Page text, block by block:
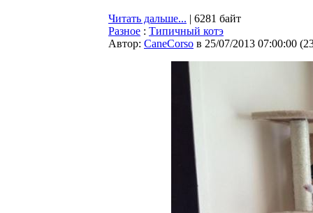
Читать дальше... | 6281 байт
Разное : Типичный котэ
Автор: CaneCorso в 25/07/2013 07:00:00 (